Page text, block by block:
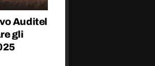
Auditel
gli